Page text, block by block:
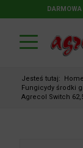
Jesteś tutaj: Home
Fungicydy środki
Agrecol Switch